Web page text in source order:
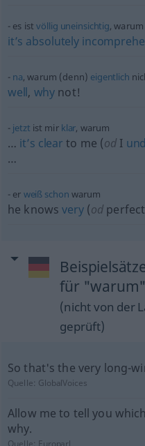
es istvöllig uneinsichtig,
it’s absolutely
na, warum (denn) eigentlich
well, why not!
jetzt ist mir klar, warum
… it’s clear to me (od I
…
er weiß schon warum
he knowsvery(od
für "warum"
(nicht von der
geprüft)
So that's the very long-
Quelle: GlobalVoices
Allow me to tell you
why.
Quelle: Europarl